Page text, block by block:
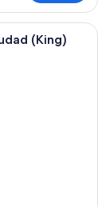
con una cama
(King)